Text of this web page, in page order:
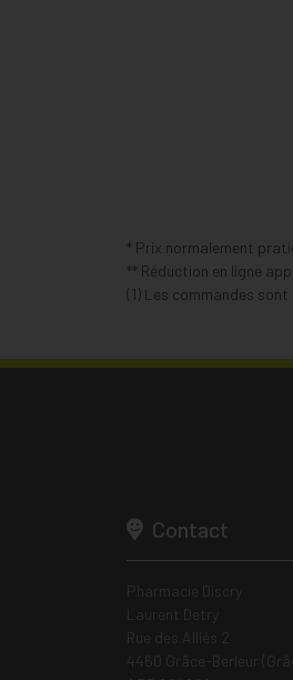
* Prix normalement
** Réduction en ligne
(1) Les commandes
Contact